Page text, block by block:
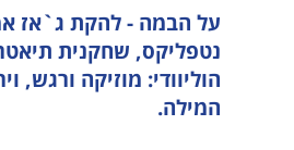
על הבמה - להקת ג`אז
נטפליקס, שחקנית
הוליוודי: מוזיקה ורגש,
המילה.